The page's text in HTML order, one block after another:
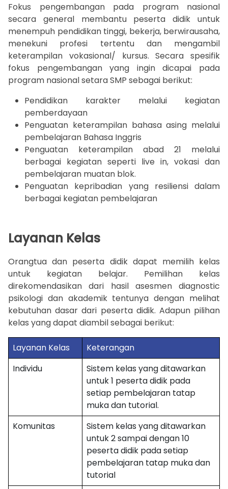
Fokus pengembangan pada program nasional
secara general membantu peserta didik untuk
menempuh pendidikan tinggi, bekerja, berwirausaha,
menekuni profesi tertentu dan mengambil
keterampilan vokasional/ kursus. Secara spesifik
fokus pengembangan yang ingin dicapai pada
program nasional setara SMP sebagai berikut:
Pendidikan karakter melalui kegiatan
pemberdayaan
Penguatan keterampilan bahasa asing melalui
pembelajaran Bahasa Inggris
Penguatan keterampilan abad 21 melalui
berbagai kegiatan seperti live in, vokasi dan
pembelajaran muatan blok.
Penguatan kepribadian yang resiliensi dalam
berbagai kegiatan pembelajaran
Layanan Kelas
Orangtua dan peserta didik dapat memilih kelas
untuk kegiatan belajar. Pemilihan kelas
direkomendasikan dari hasil asesmen diagnostic
psikologi dan akademik tentunya dengan melihat
kebutuhan dasar dari peserta didik. Adapun pilihan
kelas yang dapat diambil sebagai berikut:
Layanan Kelas
Keterangan
Individu
Sistem kelas yang ditawarkan
untuk 1 peserta didik pada
setiap pembelajaran tatap
muka dan tutorial.
Komunitas
Sistem kelas yang ditawarkan
untuk 2 sampai dengan 10
peserta didik pada setiap
pembelajaran tatap muka dan
tutorial